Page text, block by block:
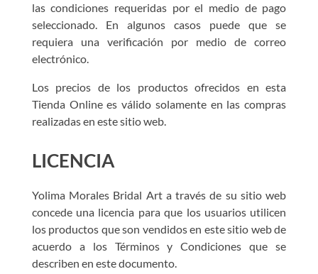
las condiciones requeridas por el medio de pago
seleccionado. En algunos casos puede que se
requiera una verificación por medio de correo
electrónico.
Los precios de los productos ofrecidos en esta
Tienda Online es válido solamente en las compras
realizadas en este sitio web.
LICENCIA
Yolima Morales Bridal Art a través de su sitio web
concede una licencia para que los usuarios utilicen
los productos que son vendidos en este sitio web de
acuerdo a los Términos y Condiciones que se
describen en este documento.